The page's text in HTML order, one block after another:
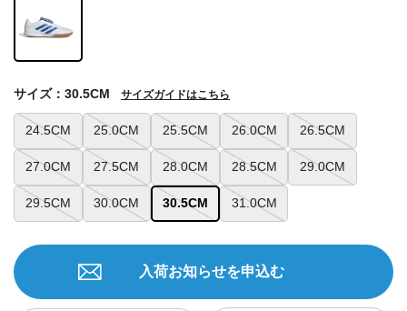
24.5CM 25.0CM 25.5CM 26.0CM 26.5CM
27.0CM 27.5CM 28.0CM 28.5CM 29.0CM
29.5CM 30.0CM 30.5CM 31.0CM
サイズ：30.5CM サイズガイドはこちら
入荷お知らせを申込む